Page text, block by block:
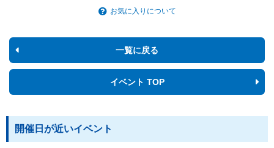
お気に入りについて
一覧に戻る
イベント TOP
開催日が近いイベント